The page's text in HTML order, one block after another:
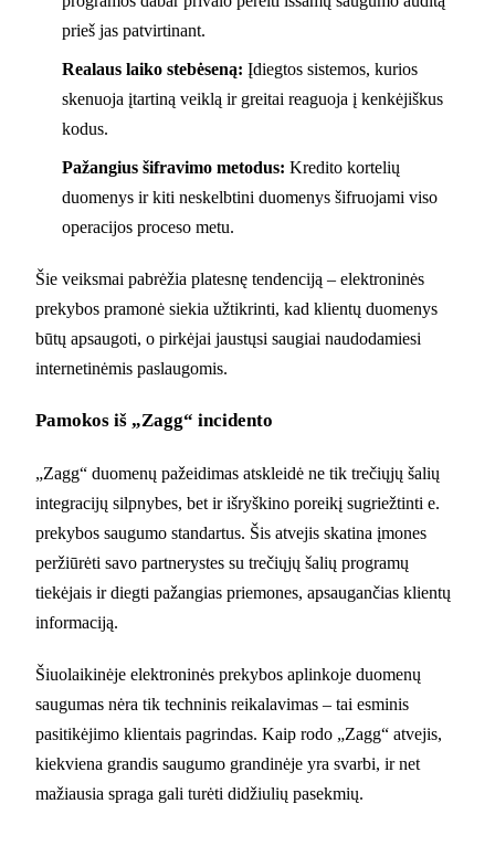
prieš jas patvirtinant.
Realaus laiko stebėseną: Įdiegtos sistemos, kurios
skenuoja įtartiną veiklą ir greitai reaguoja į kenkėjiškus
kodus.
Pažangius šifravimo metodus: Kredito kortelių
duomenys ir kiti neskelbtini duomenys šifruojami viso
operacijos proceso metu.
Šie veiksmai pabrėžia platesnę tendenciją – elektroninės
prekybos pramonė siekia užtikrinti, kad klientų duomenys
būtų apsaugoti, o pirkėjai jaustųsi saugiai naudodamiesi
internetinėmis paslaugomis.
Pamokos iš „Zagg“ incidento
„Zagg“ duomenų pažeidimas atskleidė ne tik trečiųjų šalių
integracijų silpnybes, bet ir išryškino poreikį sugriežtinti e.
prekybos saugumo standartus. Šis atvejis skatina įmones
peržiūrėti savo partnerystes su trečiųjų šalių programų
tiekėjais ir diegti pažangias priemones, apsaugančias klientų
informaciją.
Šiuolaikinėje elektroninės prekybos aplinkoje duomenų
saugumas nėra tik techninis reikalavimas – tai esminis
pasitikėjimo klientais pagrindas. Kaip rodo „Zagg“ atvejis,
kiekviena grandis saugumo grandinėje yra svarbi, ir net
mažiausia spraga gali turėti didžiulių pasekmių.